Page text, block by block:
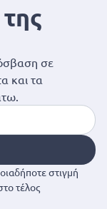
σε
και τα
στιγμή
τέλος